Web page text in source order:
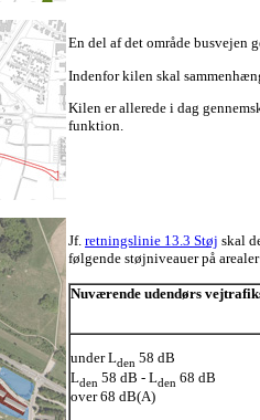
En del af det område busvejen
Indenfor kilen skal
Kilen er allerede i dag
funktion.
Jf. retningslinie 13.3 Støj skal
følgende støjniveauer på
Nuværende udendørs
under Lden 58 dB
Lden 58 dB - Lden 68 dB
over 68 dB(A)